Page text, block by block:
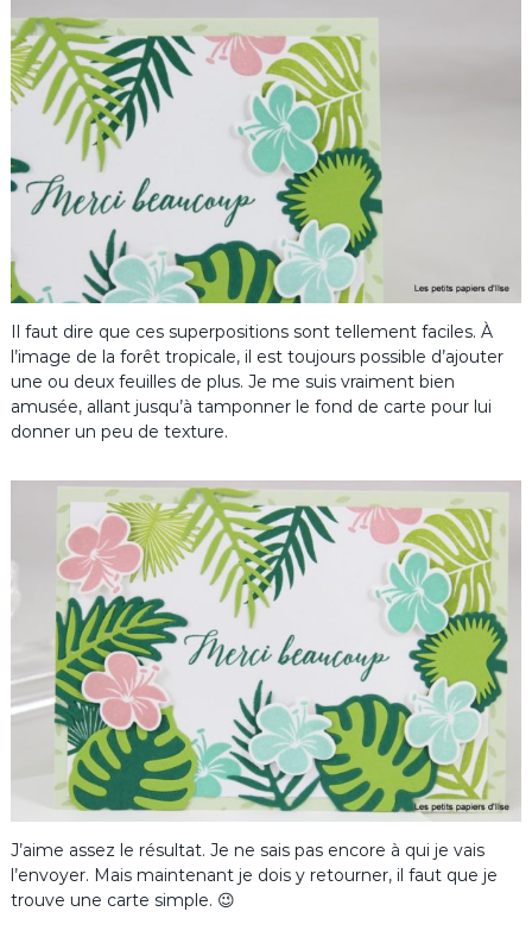
Il faut dire que ces superpositions sont tellement faciles. À
l’image de la forêt tropicale, il est toujours possible d’ajouter
une ou deux feuilles de plus. Je me suis vraiment bien
amusée, allant jusqu’à tamponner le fond de carte pour lui
donner un peu de texture.
J’aime assez le résultat. Je ne sais pas encore à qui je vais
l’envoyer. Mais maintenant je dois y retourner, il faut que je
trouve une carte simple. 😉